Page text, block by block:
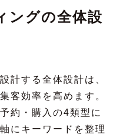
ングの全体設
計する全体設計は、
客効率を高めます。
約・購入の4類型に
にキーワードを整理